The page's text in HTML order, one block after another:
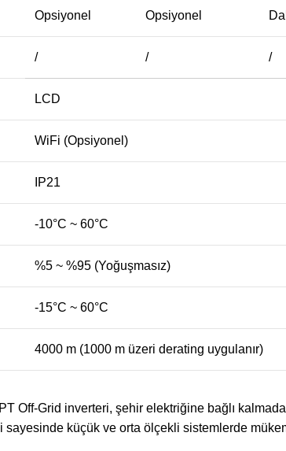
Opsiyonel Opsiyonel
/ / /
LCD
WiFi (Opsiyonel)
IP21
-10°C ~ 60°C
%5 ~ %95 (Yoğuşmasız)
-15°C ~ 60°C
4000 m (1000 m üzeri derating uygulanır)
Off-Grid inverteri, şehir elektriğine bağlı
sayesinde küçük ve orta ölçekli sistemlerde